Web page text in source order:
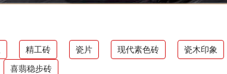
精工砖 瓷片 现代素色砖 瓷木印象
喜翡稳步砖